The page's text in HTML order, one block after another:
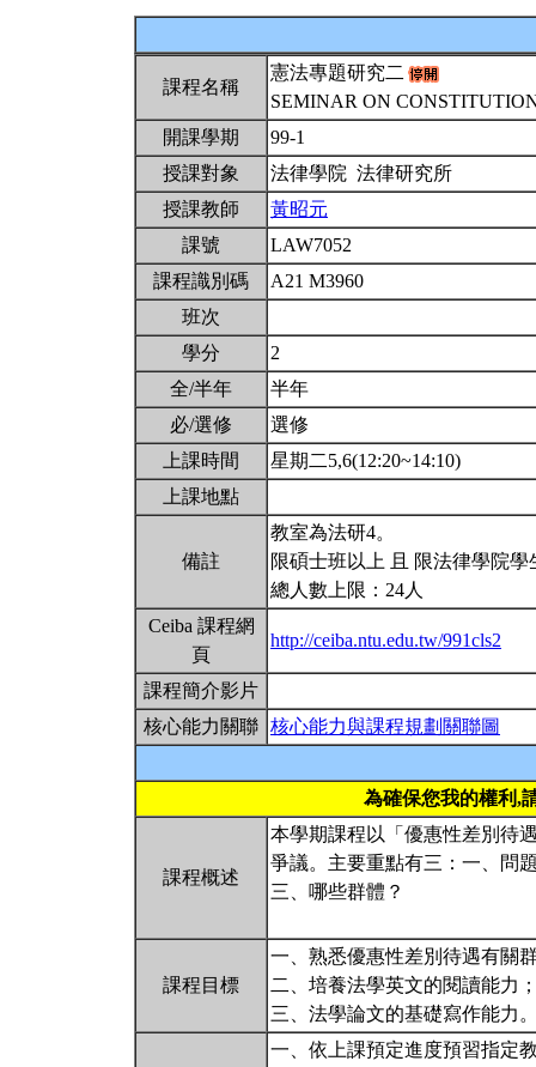
課程名稱
憲法專題研究二
SEMINAR ON
開課學期
99-1
授課對象
法律學院 法律研究所
授課教師
黃昭元
課號
LAW7052
課程識別碼
A21 M3960
班次
學分
2
全/半年
半年
必/選修
選修
上課時間
星期二5,6(12:20~14:10)
上課地點
備註
教室為法研4。
限碩士班以上 且 限法律學院
總人數上限：24人
Ceiba 課程網
頁
http://ceiba.ntu.edu.tw/991cls2
課程簡介影片
核心能力關聯 核心能力與課程規劃關聯圖
為確保您我的權利,
課程概述
本學期課程以「優惠性差別待
爭議。主要重點有三：一、問
三、哪些群體？
課程目標
一、熟悉優惠性差別待遇有關
二、培養法學英文的閱讀能力
三、法學論文的基礎寫作能力
一、依上課預定進度預習指定